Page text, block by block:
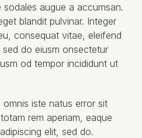
augue a accumsan.
blandit pulvinar. Integer
consequat vitae, eleifend
do eiusm onsectetur
od tempor incididunt ut
iste natus error sit
rem aperiam, eaque
elit, sed do.